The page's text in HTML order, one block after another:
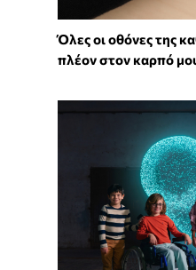
Όλες οι οθόνες της
πλέον στον καρπό